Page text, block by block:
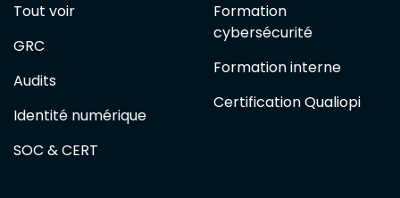
Tout voir
GRC
Audits
Identité numérique
SOC & CERT
Formation
cybersécurité
Formation interne
Certification Qualiopi